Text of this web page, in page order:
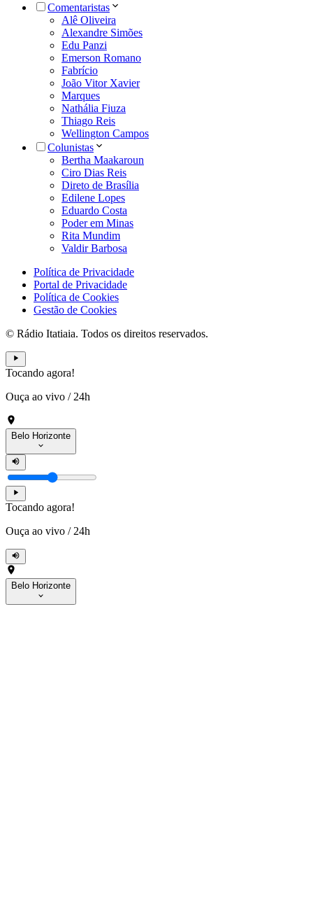
Comentaristas
Alê Oliveira
Alexandre Simões
Edu Panzi
Emerson Romano
Fabrício
João Vitor Xavier
Marques
Nathália Fiuza
Thiago Reis
Wellington Campos
Colunistas
Bertha Maakaroun
Ciro Dias Reis
Direto de Brasília
Edilene Lopes
Eduardo Costa
Poder em Minas
Rita Mundim
Valdir Barbosa
Política de Privacidade
Portal de Privacidade
Política de Cookies
Gestão de Cookies
© Rádio Itatiaia. Todos os direitos reservados.
Tocando agora!
Ouça ao vivo / 24h
Belo Horizonte
Tocando agora!
Ouça ao vivo / 24h
Belo Horizonte